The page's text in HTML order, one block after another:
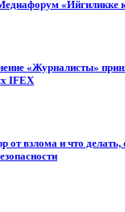
«Ийгиликке
«Журналисты»
IFEX
от взлома и что делать,